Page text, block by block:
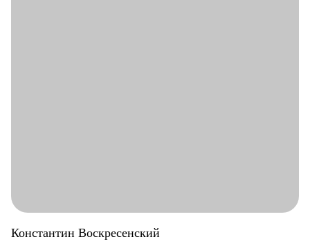
Константин Воскресенский